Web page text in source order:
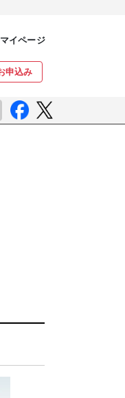
マイページ
申込み